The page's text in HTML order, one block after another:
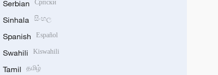
Serbian Српски
Sinhala සිංහල
Spanish Español
Swahili Kiswahili
Tamil தமிழ்